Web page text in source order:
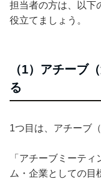
担当者の方は、以下
役立てましょう。
（1）アチーブ
る
1つ目は、アチーブ
「アチーブミーティ
ム・企業としての目